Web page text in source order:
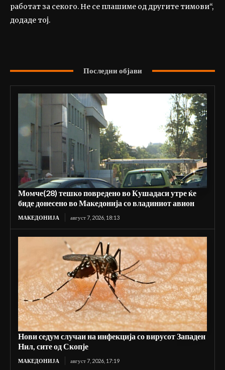
работат за секого. Не се плашиме од другите тимови“,
додаде тој.
Последни објави
Момче(28) тешко повредено во Кушадаси утре ќе
биде донесено во Македонија со владиниот авион
МАКЕДОНИЈА август 7, 2026, 18:13
Нови седум случаи на инфекција со вирусот Западен
Нил, сите од Скопје
МАКЕДОНИЈА август 7, 2026, 17:19